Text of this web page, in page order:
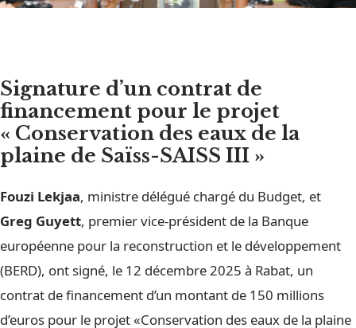
Signature d’un contrat de
financement pour le projet
« Conservation des eaux de la
plaine de Saïss-SAISS III »
Fouzi Lekjaa, ministre délégué chargé du Budget, et
Greg Guyett, premier vice-président de la Banque
européenne pour la reconstruction et le développement
(BERD), ont signé, le 12 décembre 2025 à Rabat, un
contrat de financement d’un montant de 150 millions
d’euros pour le projet «Conservation des eaux de la plaine